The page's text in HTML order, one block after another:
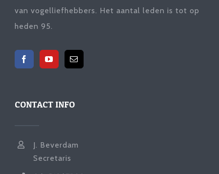
van vogelliefhebbers. Het aantal leden is tot op
heden 95.
CONTACT INFO
J. Beverdam
Secretaris